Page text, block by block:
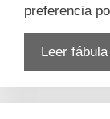
preferencia
Leer fábula